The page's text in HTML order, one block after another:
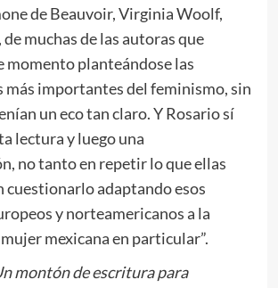
de Beauvoir, Virginia Woolf,
muchas de las autoras que
momento planteándose las
más importantes del feminismo, sin
un eco tan claro. Y Rosario sí
lectura y luego una
no tanto en repetir lo que ellas
cuestionarlo adaptando esos
y norteamericanos a la
mexicana en particular”.
montón de escritura para